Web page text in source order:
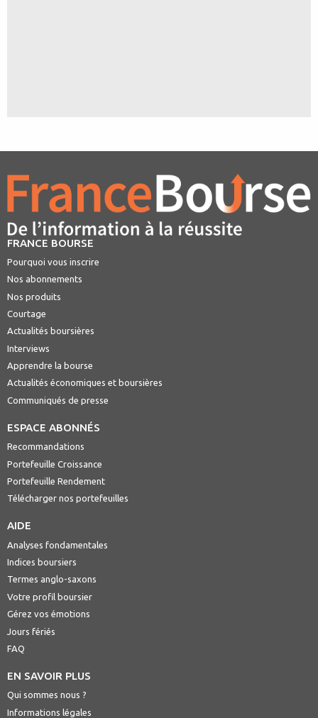
FRANCE BOURSE
Pourquoi vous inscrire
Nos abonnements
Nos produits
Courtage
Actualités boursières
Interviews
Apprendre la bourse
Actualités économiques et boursières
Communiqués de presse
ESPACE ABONNÉS
Recommandations
Portefeuille Croissance
Portefeuille Rendement
Télécharger nos portefeuilles
AIDE
Analyses fondamentales
Indices boursiers
Termes anglo-saxons
Votre profil boursier
Gérez vos émotions
Jours fériés
FAQ
EN SAVOIR PLUS
Qui sommes nous ?
Informations légales